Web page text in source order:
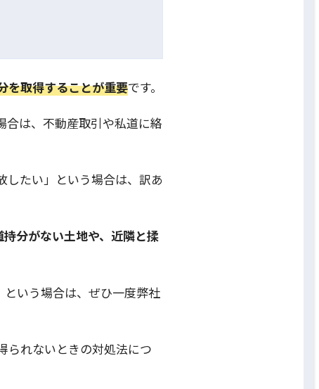
を取得することが重要です。
合は、不動産取引や私道に絡
したい」という場合は、訳あ
分がない土地や、近隣と揉
という場合は、ぜひ一度弊社
られないときの対処法につ